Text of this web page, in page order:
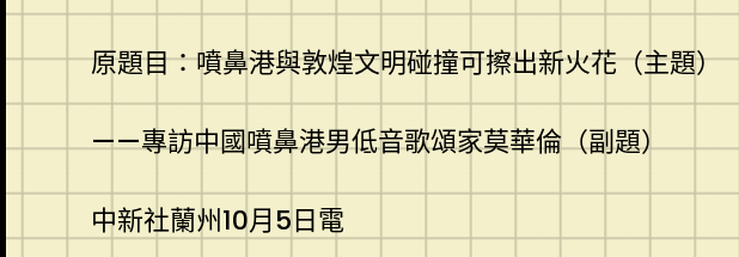
原題目：噴鼻港與敦煌文明碰撞可擦出新火花（主題）
——專訪中國噴鼻港男低音歌頌家莫華倫（副題）
中新社蘭州10月5日電